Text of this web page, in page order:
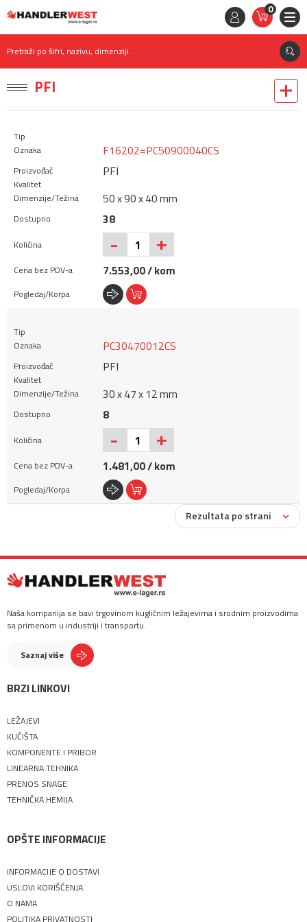
0
STAVKE
0,
RSD
Pretraži po šifri, nazivu, dimenziji..
PFI
F16202=PC50900040CS
PFI
50 x 90 x 40 mm
38
- +
7.553,00 / kom
PC30470012CS
PFI
30 x 47 x 12 mm
8
- +
1.481,00 / kom
Rezultata po strani
Naša kompanija se bavi trgovinom kugličnim ležajevima i srodnim proizvodima
sa primenom u industriji i transportu.
Saznaj više
BRZI LINKOVI
LEŽAJEVI
KUĆIŠTA
KOMPONENTE I PRIBOR
LINEARNA TEHNIKA
PRENOS SNAGE
TEHNIČKA HEMIJA
OPŠTE INFORMACIJE
INFORMACIJE O DOSTAVI
USLOVI KORIŠĆENJA
O NAMA
POLITIKA PRIVATNOSTI